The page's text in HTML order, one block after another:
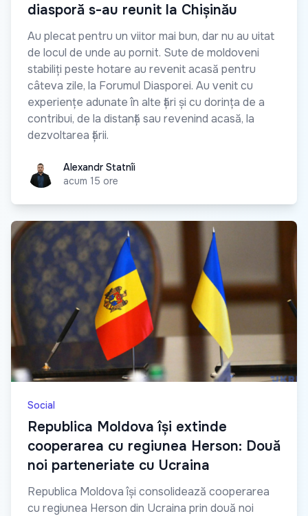
diasporă s-au reunit la Chișinău
Au plecat pentru un viitor mai bun, dar nu au uitat
de locul de unde au pornit. Sute de moldoveni
stabiliți peste hotare au revenit acasă pentru
câteva zile, la Forumul Diasporei. Au venit cu
experiențe adunate în alte țări și cu dorința de a
contribui, de la distanță sau revenind acasă, la
dezvoltarea țării.
Alexandr Statnîi
Alexandr Statnîi
acum 15 ore
Social
Republica Moldova își extinde
cooperarea cu regiunea Herson: Două
noi parteneriate cu Ucraina
Republica Moldova își consolidează cooperarea
cu regiunea Herson din Ucraina prin două noi